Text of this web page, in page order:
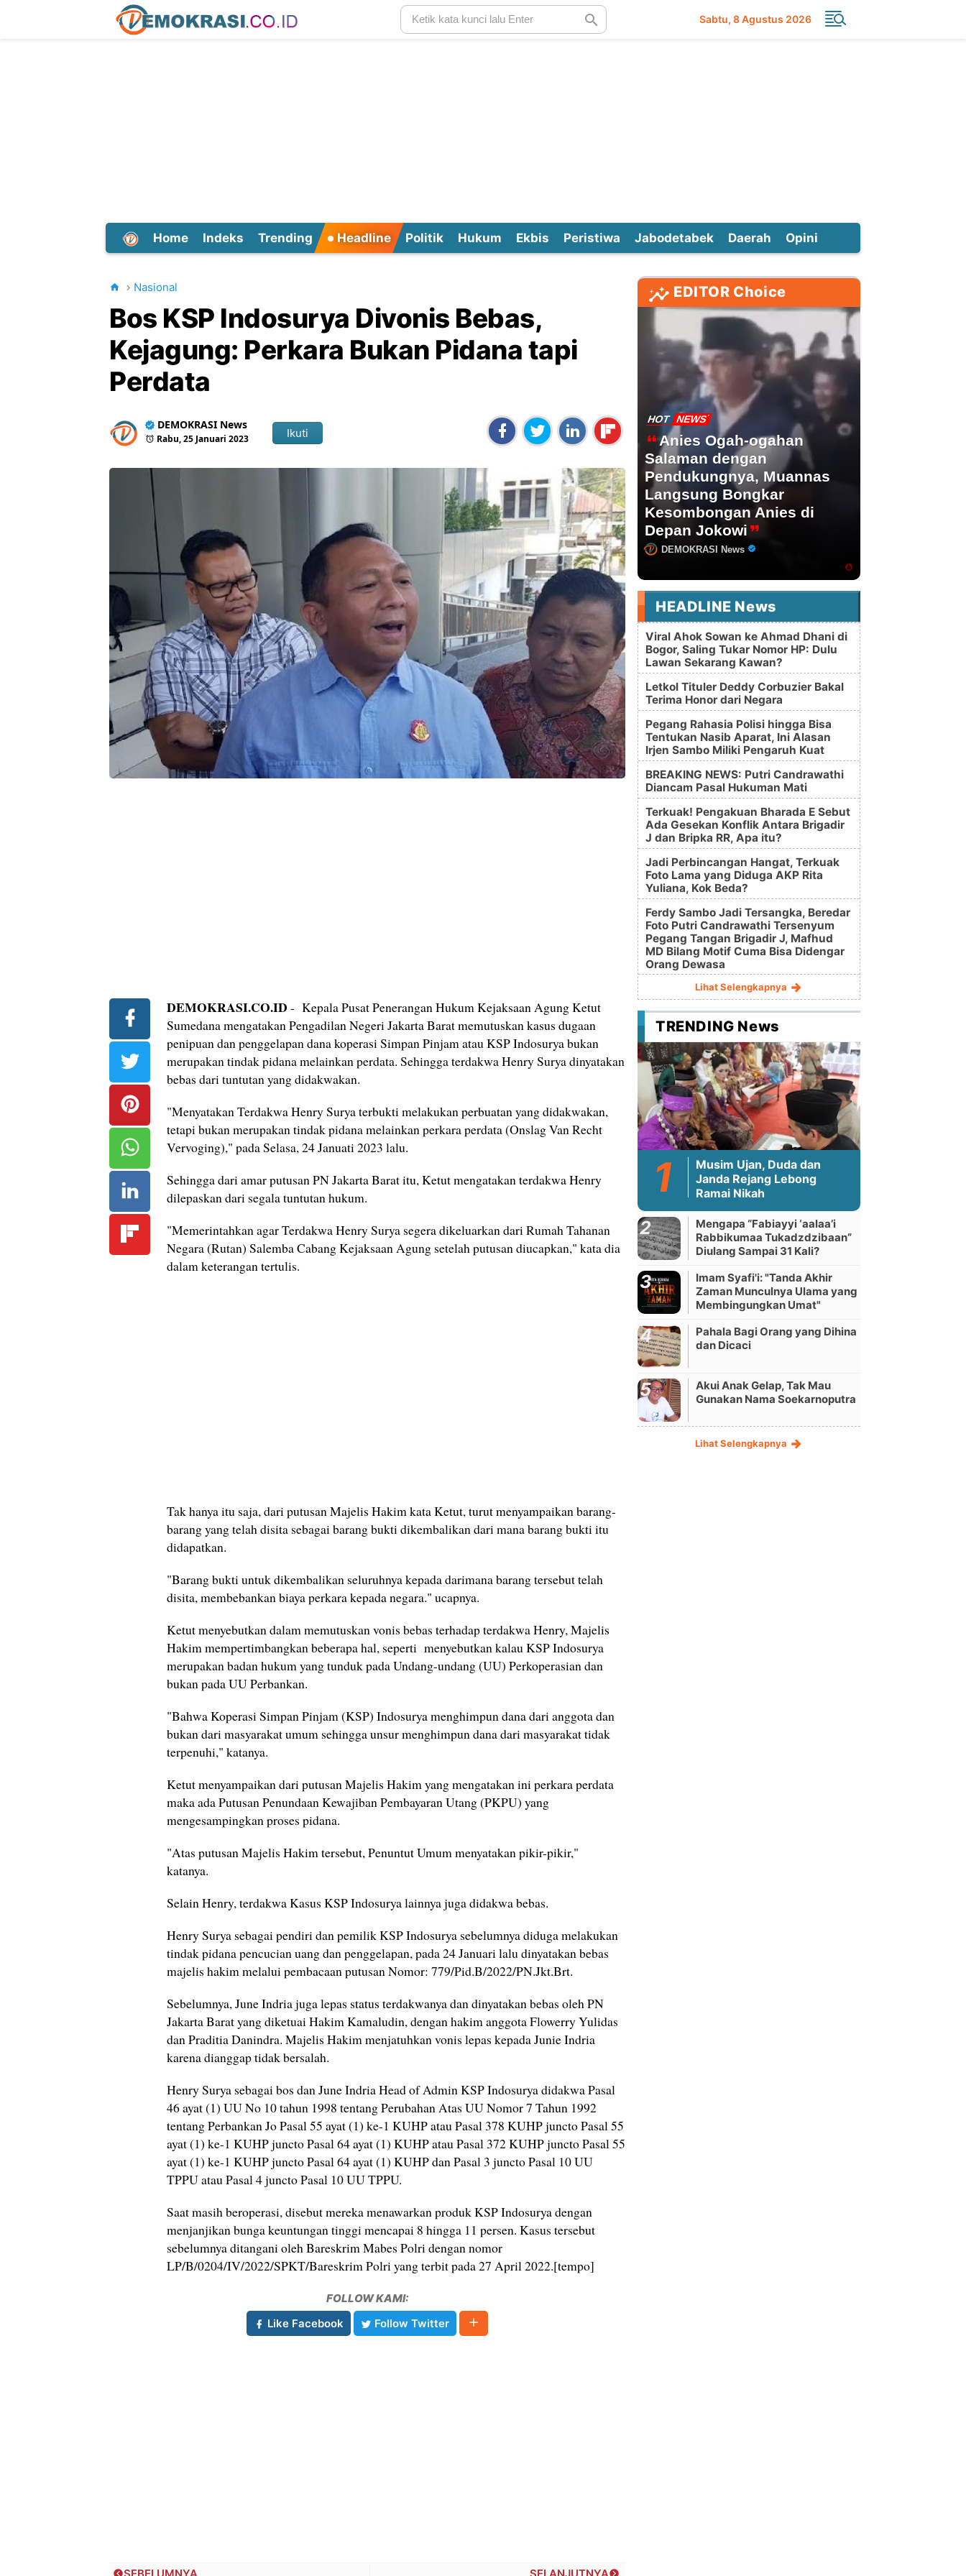
Sabtu 8 Agustus 2026
Home Indeks Trending Headline Politik Hukum Ekbis Peristiwa Jabodetabek Daerah Opini
Nasional
Bos KSP Indosurya Divonis Bebas,
Kejagung: Perkara Bukan Pidana tapi
Perdata
DEMOKRASI News
Rabu, 25 Januari 2023 Ikuti
DEMOKRASI.CO.ID - Kepala Pusat Penerangan Hukum Kejaksaan Agung Ketut
Sumedana mengatakan Pengadilan Negeri Jakarta Barat memutuskan kasus dugaan
penipuan dan penggelapan dana koperasi Simpan Pinjam atau KSP Indosurya bukan
merupakan tindak pidana melainkan perdata. Sehingga terdakwa Henry Surya dinyatakan
bebas dari tuntutan yang didakwakan.
"Menyatakan Terdakwa Henry Surya terbukti melakukan perbuatan yang didakwakan,
tetapi bukan merupakan tindak pidana melainkan perkara perdata (Onslag Van Recht
Vervoging)," pada Selasa, 24 Januati 2023 lalu.
Sehingga dari amar putusan PN Jakarta Barat itu, Ketut mengatakan terdakwa Henry
dilepaskan dari segala tuntutan hukum.
"Memerintahkan agar Terdakwa Henry Surya segera dikeluarkan dari Rumah Tahanan
Negara (Rutan) Salemba Cabang Kejaksaan Agung setelah putusan diucapkan," kata dia
dalam keterangan tertulis.
Tak hanya itu saja, dari putusan Majelis Hakim kata Ketut, turut menyampaikan barang-
barang yang telah disita sebagai barang bukti dikembalikan dari mana barang bukti itu
didapatkan.
"Barang bukti untuk dikembalikan seluruhnya kepada darimana barang tersebut telah
disita, membebankan biaya perkara kepada negara." ucapnya.
Ketut menyebutkan dalam memutuskan vonis bebas terhadap terdakwa Henry, Majelis
Hakim mempertimbangkan beberapa hal, seperti menyebutkan kalau KSP Indosurya
merupakan badan hukum yang tunduk pada Undang-undang (UU) Perkoperasian dan
bukan pada UU Perbankan.
"Bahwa Koperasi Simpan Pinjam (KSP) Indosurya menghimpun dana dari anggota dan
bukan dari masyarakat umum sehingga unsur menghimpun dana dari masyarakat tidak
terpenuhi," katanya.
Ketut menyampaikan dari putusan Majelis Hakim yang mengatakan ini perkara perdata
maka ada Putusan Penundaan Kewajiban Pembayaran Utang (PKPU) yang
mengesampingkan proses pidana.
"Atas putusan Majelis Hakim tersebut, Penuntut Umum menyatakan pikir-pikir,"
katanya.
Selain Henry, terdakwa Kasus KSP Indosurya lainnya juga didakwa bebas.
Henry Surya sebagai pendiri dan pemilik KSP Indosurya sebelumnya diduga melakukan
tindak pidana pencucian uang dan penggelapan, pada 24 Januari lalu dinyatakan bebas
majelis hakim melalui pembacaan putusan Nomor: 779/Pid.B/2022/PN.Jkt.Brt.
Sebelumnya, June Indria juga lepas status terdakwanya dan dinyatakan bebas oleh PN
Jakarta Barat yang diketuai Hakim Kamaludin, dengan hakim anggota Flowerry Yulidas
dan Praditia Danindra. Majelis Hakim menjatuhkan vonis lepas kepada Junie Indria
karena dianggap tidak bersalah.
Henry Surya sebagai bos dan June Indria Head of Admin KSP Indosurya didakwa Pasal
46 ayat (1) UU No 10 tahun 1998 tentang Perubahan Atas UU Nomor 7 Tahun 1992
tentang Perbankan Jo Pasal 55 ayat (1) ke-1 KUHP atau Pasal 378 KUHP juncto Pasal 55
ayat (1) ke-1 KUHP juncto Pasal 64 ayat (1) KUHP atau Pasal 372 KUHP juncto Pasal 55
ayat (1) ke-1 KUHP juncto Pasal 64 ayat (1) KUHP dan Pasal 3 juncto Pasal 10 UU
TPPU atau Pasal 4 juncto Pasal 10 UU TPPU.
Saat masih beroperasi, disebut mereka menawarkan produk KSP Indosurya dengan
menjanjikan bunga keuntungan tinggi mencapai 8 hingga 11 persen. Kasus tersebut
sebelumnya ditangani oleh Bareskrim Mabes Polri dengan nomor
LP/B/0204/IV/2022/SPKT/Bareskrim Polri yang terbit pada 27 April 2022.[tempo]
FOLLOW KAMI:
Like Facebook
Follow Twitter
EDITOR Choice
HOT NEWS
Anies Ogah-ogahan
Salaman dengan
Pendukungnya, Muannas
Langsung Bongkar
Kesombongan Anies di
Depan Jokowi
DEMOKRASI News
HEADLINE News
Viral Ahok Sowan ke Ahmad Dhani di
Bogor, Saling Tukar Nomor HP: Dulu
Lawan Sekarang Kawan?
Letkol Tituler Deddy Corbuzier Bakal
Terima Honor dari Negara
Pegang Rahasia Polisi hingga Bisa
Tentukan Nasib Aparat, Ini Alasan
Irjen Sambo Miliki Pengaruh Kuat
BREAKING NEWS: Putri Candrawathi
Diancam Pasal Hukuman Mati
Terkuak! Pengakuan Bharada E Sebut
Ada Gesekan Konflik Antara Brigadir
J dan Bripka RR, Apa itu?
Jadi Perbincangan Hangat, Terkuak
Foto Lama yang Diduga AKP Rita
Yuliana, Kok Beda?
Ferdy Sambo Jadi Tersangka, Beredar
Foto Putri Candrawathi Tersenyum
Pegang Tangan Brigadir J, Mafhud
MD Bilang Motif Cuma Bisa Didengar
Orang Dewasa
Lihat Selengkapnya
TRENDING News
Musim Ujan, Duda dan
Janda Rejang Lebong
Ramai Nikah
Mengapa “Fabiayyi ‘aalaa’i
Rabbikumaa Tukadzdzibaan”
Diulang Sampai 31 Kali?
Imam Syafi'i: "Tanda Akhir
Zaman Munculnya Ulama yang
Membingungkan Umat"
Pahala Bagi Orang yang Dihina
dan Dicaci
Akui Anak Gelap, Tak Mau
Gunakan Nama Soekarnoputra
Lihat Selengkapnya